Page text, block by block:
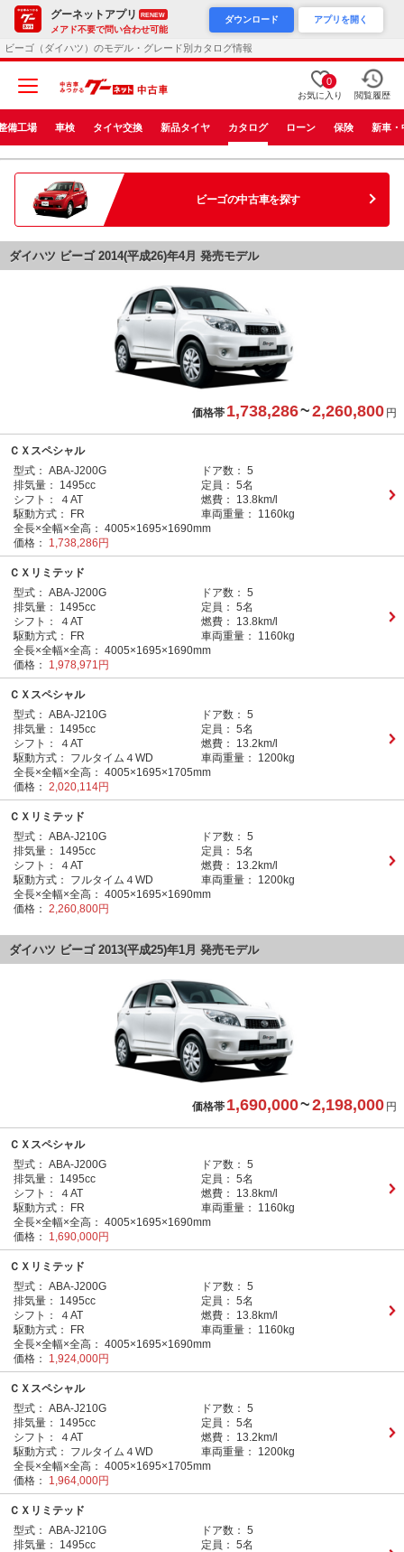
グーネットアプリ RENEW
メアド不要で問い合わせ可能
ダウンロード アプリを開く
ビーゴ（ダイハツ）のモデル・グレード別カタログ情報
0
お気に入り 閲覧履歴
備工場 車検 タイヤ交換 新品タイヤ カタログ ローン 保険 新車・
ビーゴの中古車を探す
ダイハツ ビーゴ 2014(平成26)年4月 発売モデル
価格帯 1,738,286~2,260,800 円
ＣＸスペシャル
型式： ABA-J200G ドア数： 5
排気量：
1495cc 定員： 5名
シフト：
４AT 燃費：
13.8km/l
駆動方式：
FR 車両重量：
1160kg
全長×全幅×全高： 4005×1695×1690mm
価格：
1,738,286円
ＣＸリミテッド
型式： ABA-J200G ドア数： 5
排気量：
1495cc 定員： 5名
シフト：
４AT 燃費：
13.8km/l
駆動方式：
FR 車両重量：
1160kg
全長×全幅×全高： 4005×1695×1690mm
価格：
1,978,971円
ＣＸスペシャル
型式： ABA-J210G ドア数： 5
排気量：
1495cc 定員： 5名
シフト：
４AT 燃費：
13.2km/l
駆動方式：
フルタイム４WD 車両重量：
1200kg
全長×全幅×全高： 4005×1695×1705mm
価格： 2,020,114円
ＣＸリミテッド
型式： ABA-J210G ドア数： 5
排気量：
1495cc 定員： 5名
シフト：
４AT 燃費：
13.2km/l
駆動方式：
フルタイム４WD 車両重量：
1200kg
全長×全幅×全高： 4005×1695×1690mm
価格： 2,260,800円
ダイハツ ビーゴ 2013(平成25)年1月 発売モデル
価格帯 1,690,000~2,198,000 円
ＣＸスペシャル
型式： ABA-J200G ドア数： 5
排気量：
1495cc 定員： 5名
シフト：
４AT 燃費：
13.8km/l
駆動方式：
FR 車両重量：
1160kg
全長×全幅×全高： 4005×1695×1690mm
価格：
1,690,000円
ＣＸリミテッド
型式： ABA-J200G ドア数： 5
排気量：
1495cc 定員： 5名
シフト：
４AT 燃費：
13.8km/l
駆動方式：
FR 車両重量：
1160kg
全長×全幅×全高： 4005×1695×1690mm
価格：
1,924,000円
ＣＸスペシャル
型式： ABA-J210G ドア数： 5
排気量：
1495cc 定員： 5名
シフト：
４AT 燃費：
13.2km/l
駆動方式：
フルタイム４WD 車両重量：
1200kg
全長×全幅×全高： 4005×1695×1705mm
価格：
1,964,000円
ＣＸリミテッド
型式： ABA-J210G ドア数： 5
排気量：
1495cc 定員： 5名